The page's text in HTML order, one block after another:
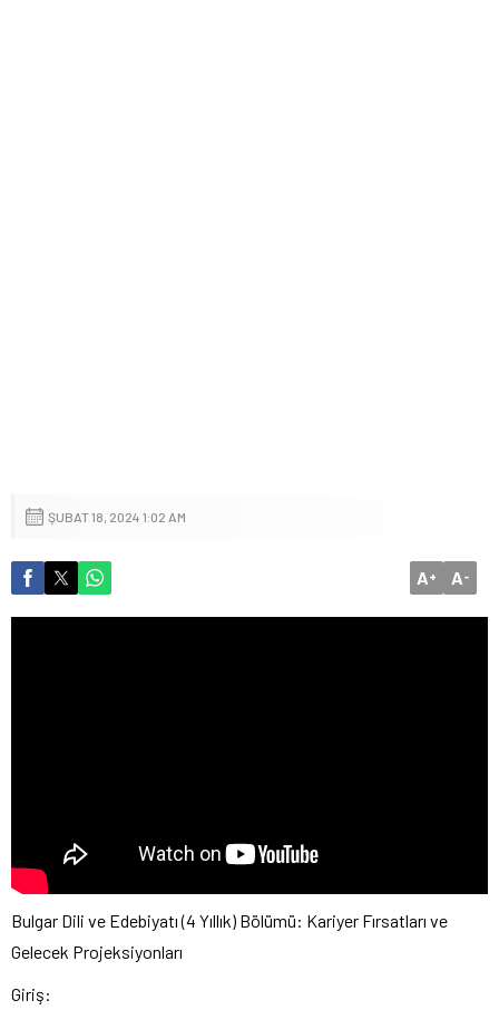
ŞUBAT 18, 2024 1:02 AM
A+ A-
Bulgar Dili ve Edebiyatı (4 Yıllık) Bölümü: Kariyer Fırsatları ve
Gelecek Projeksiyonları
Giriş: